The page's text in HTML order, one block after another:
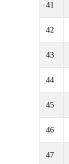
41
42
43
44
45
46
47